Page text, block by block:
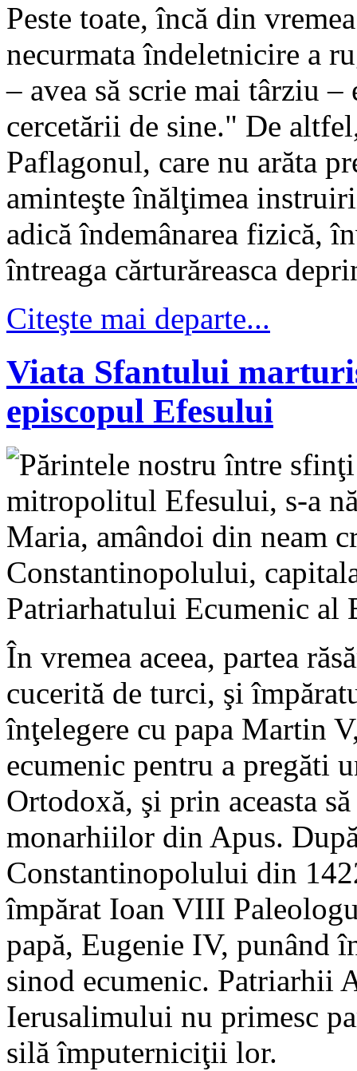
Peste toate, încă din
necurmata îndeletnicire a
– avea să scrie mai târziu
cercetării de sine." De
Paflagonul, care nu arăta
aminteşte înălţimea
adică îndemânarea fizică,
întreaga cărturăreasca
Citeşte mai departe...
Viata Sfantului
episcopul Efesului
Părintele nostru între
mitropolitul Efesului, s-a
Maria, amândoi din neam
Constantinopolului,
Patriarhatului Ecumenic al
În vremea aceea, partea
cucerită de turci, şi
înţelegere cu papa Martin
ecumenic pentru a pregăti
Ortodoxă, şi prin aceasta
monarhiilor din Apus.
Constantinopolului din
împărat Ioan VIII
papă, Eugenie IV, punând
sinod ecumenic. Patriarhii
Ierusalimului nu primesc
silă împuterniciţii lor.